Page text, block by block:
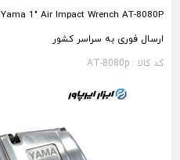
Yama 1" Air Impact Wrench AT-8080P
ارسال فوری به سراسر کشور
کد کالا : AT-8080p